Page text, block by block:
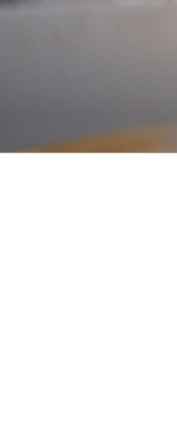
Saltar